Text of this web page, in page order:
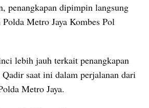
penangkapan dipimpin langsung
Metro Jaya Kombes Pol
lebih jauh terkait penangkapan
saat ini dalam perjalanan dari
Metro Jaya.